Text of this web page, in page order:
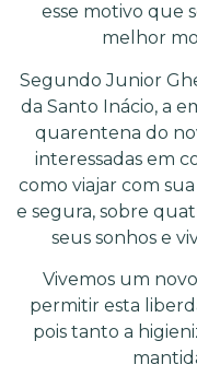
esse motivo que
melhor
Segundo Junior
da Santo Inácio, a
quarentena do
interessadas em
como viajar com
e segura, sobre
seus sonhos e
Vivemos um
permitir esta
pois tanto a